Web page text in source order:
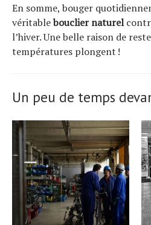
En somme, bouger
véritablebouclier naturel
l’hiver. Une belle raison de
températures plongent !
Un peu de temps